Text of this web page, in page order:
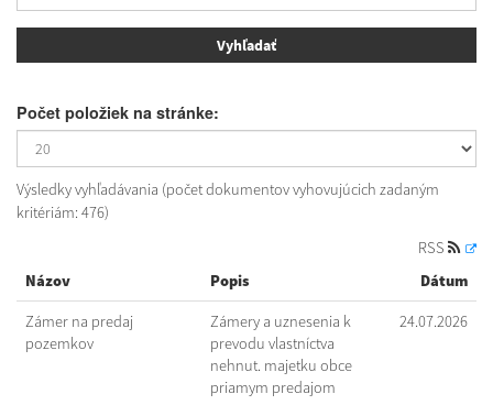
Počet položiek na stránke:
Výsledky vyhľadávania (počet dokumentov vyhovujúcich zadaným
kritériám: 476)
RSS
Názov
Popis Dátum
Zámer na predaj
pozemkov
Zámery a uznesenia k
prevodu vlastníctva
nehnut. majetku obce
priamym predajom
24.07.2026